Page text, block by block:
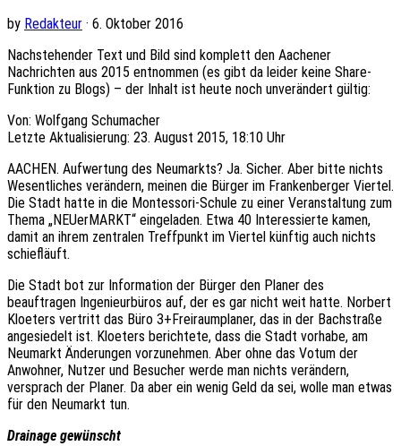
by Redakteur · 6. Oktober 2016
Nachstehender Text und Bild sind komplett den Aachener
Nachrichten aus 2015 entnommen (es gibt da leider keine Share-
Funktion zu Blogs) – der Inhalt ist heute noch unverändert gültig:
Von: Wolfgang Schumacher
Letzte Aktualisierung: 23. August 2015, 18:10 Uhr
AACHEN. Aufwertung des Neumarkts? Ja. Sicher. Aber bitte nichts
Wesentliches verändern, meinen die Bürger im Frankenberger Viertel.
Die Stadt hatte in die Montessori-Schule zu einer Veranstaltung zum
Thema „NEUerMARKT“ eingeladen. Etwa 40 Interessierte kamen,
damit an ihrem zentralen Treffpunkt im Viertel künftig auch nichts
schiefläuft.
Die Stadt bot zur Information der Bürger den Planer des
beauftragen Ingenieurbüros auf, der es gar nicht weit hatte. Norbert
Kloeters vertritt das Büro 3+Freiraumplaner, das in der Bachstraße
angesiedelt ist. Kloeters berichtete, dass die Stadt vorhabe, am
Neumarkt Änderungen vorzunehmen. Aber ohne das Votum der
Anwohner, Nutzer und Besucher werde man nichts verändern,
versprach der Planer. Da aber ein wenig Geld da sei, wolle man etwas
für den Neumarkt tun.
Drainage gewünscht